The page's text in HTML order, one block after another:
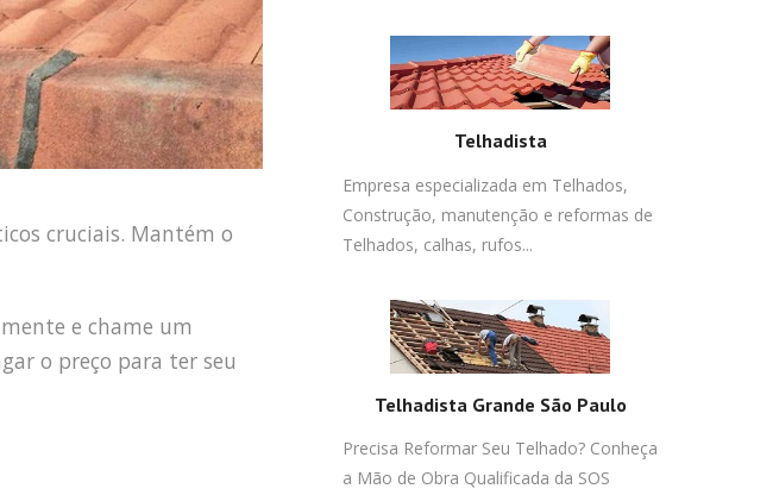
cruciais. Mantém o
e chame um
o preço para ter seu
Telhadista
Empresa especializada em Telhados,
Construção, manutenção e reformas de
Telhados, calhas, rufos...
Telhadista Grande São Paulo
Precisa Reformar Seu Telhado? Conheça
a Mão de Obra Qualificada da SOS